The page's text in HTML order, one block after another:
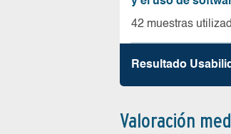
42 muestras
Resultado
Valoración